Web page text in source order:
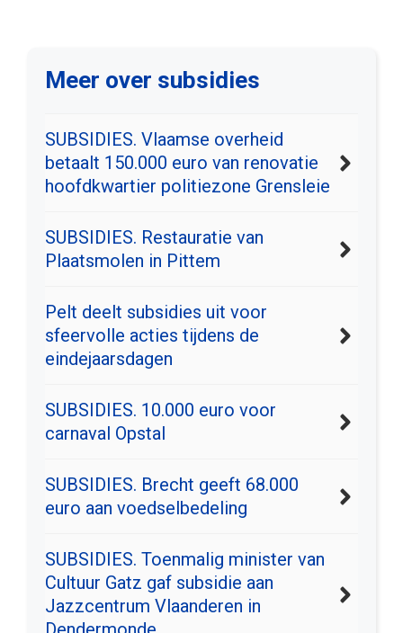
Meer over subsidies
SUBSIDIES. Vlaamse overheid
betaalt 150.000 euro van renovatie
hoofdkwartier politiezone Grensleie
SUBSIDIES. Restauratie van
Plaatsmolen in Pittem
Pelt deelt subsidies uit voor
sfeervolle acties tijdens de
eindejaarsdagen
SUBSIDIES. 10.000 euro voor
carnaval Opstal
SUBSIDIES. Brecht geeft 68.000
euro aan voedselbedeling
SUBSIDIES. Toenmalig minister van
Cultuur Gatz gaf subsidie aan
Jazzcentrum Vlaanderen in